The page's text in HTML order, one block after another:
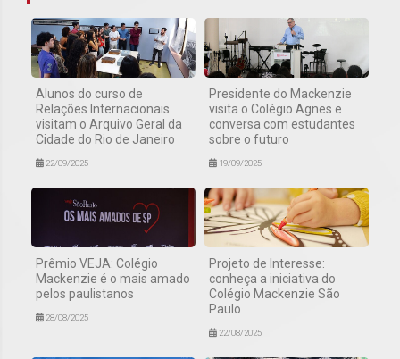
Alunos do curso de
Relações Internacionais
visitam o Arquivo Geral da
Cidade do Rio de Janeiro
22/09/2025
Presidente do Mackenzie
visita o Colégio Agnes e
conversa com estudantes
sobre o futuro
19/09/2025
Prêmio VEJA: Colégio
Mackenzie é o mais amado
pelos paulistanos
28/08/2025
Projeto de Interesse:
conheça a iniciativa do
Colégio Mackenzie São
Paulo
22/08/2025